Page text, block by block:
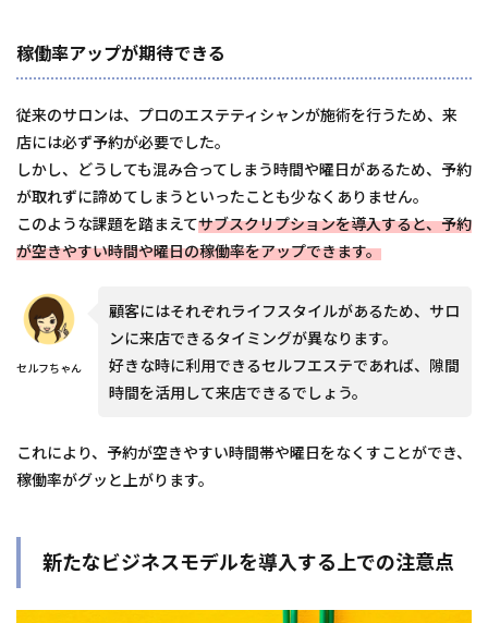
稼働率アップが期待できる
従来のサロンは、プロのエステティシャンが施術を行うため、来
店には必ず予約が必要でした。
しかし、どうしても混み合ってしまう時間や曜日があるため、予約
が取れずに諦めてしまうといったことも少なくありません。
このような課題を踏まえてサブスクリプションを導入すると、予約
が空きやすい時間や曜日の稼働率をアップできます。
セルフちゃん
顧客にはそれぞれライフスタイルがあるため、サロ
ンに来店できるタイミングが異なります。
好きな時に利用できるセルフエステであれば、隙間
時間を活用して来店できるでしょう。
これにより、予約が空きやすい時間帯や曜日をなくすことができ、
稼働率がグッと上がります。
新たなビジネスモデルを導入する上での注意点